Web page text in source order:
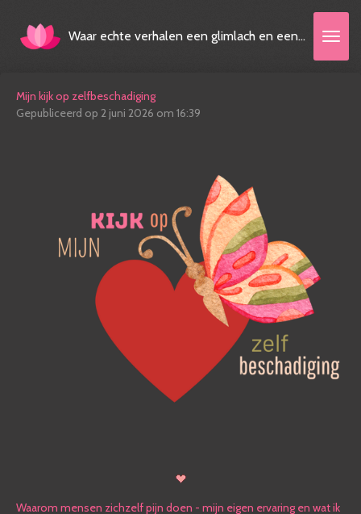
direct
naar
hoofdinhoud
Waar echte verhalen een glimlach en een traan mogen hebben
Mijn kijk op zelfbeschadiging
Gepubliceerd op 2 juni 2026 om 16:39
Waarom mensen zichzelf pijn doen - mijn eigen ervaring en wat ik